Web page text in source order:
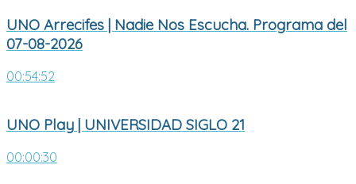
UNO Arrecifes | Nadie Nos Escucha. Programa del
07-08-2026
00:54:52
UNO Play | UNIVERSIDAD SIGLO 21
00:00:30